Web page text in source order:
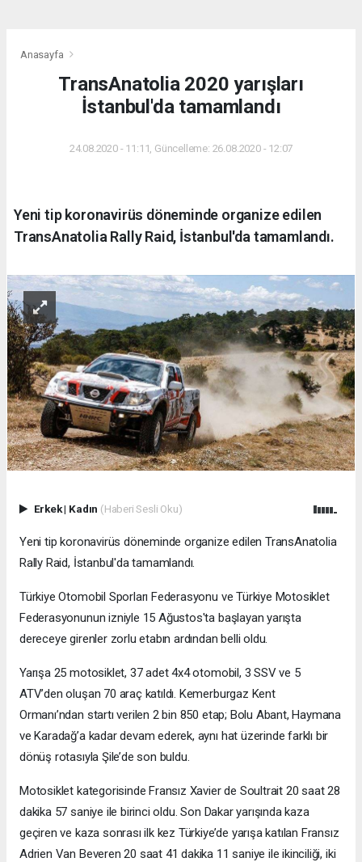
Anasayfa
TransAnatolia 2020 yarışları
İstanbul'da tamamlandı
24.08.2020 - 11:11, Güncelleme: 26.08.2020 - 12:07
Yeni tip koronavirüs döneminde organize edilen
TransAnatolia Rally Raid, İstanbul'da tamamlandı.
Erkek| Kadın (Haberi Sesli Oku)
Yeni tip koronavirüs döneminde organize edilen TransAnatolia
Rally Raid, İstanbul'da tamamlandı.
Türkiye Otomobil Sporları Federasyonu ve Türkiye Motosiklet
Federasyonunun izniyle 15 Ağustos'ta başlayan yarışta
dereceye girenler zorlu etabın ardından belli oldu.
Yarışa 25 motosiklet, 37 adet 4x4 otomobil, 3 SSV ve 5
ATV’den oluşan 70 araç katıldı. Kemerburgaz Kent
Ormanı’ndan startı verilen 2 bin 850 etap; Bolu Abant, Haymana
ve Karadağ’a kadar devam ederek, aynı hat üzerinde farklı bir
dönüş rotasıyla Şile’de son buldu.
Motosiklet kategorisinde Fransız Xavier de Soultrait 20 saat 28
dakika 57 saniye ile birinci oldu. Son Dakar yarışında kaza
geçiren ve kaza sonrası ilk kez Türkiye’de yarışa katılan Fransız
Adrien Van Beveren 20 saat 41 dakika 11 saniye ile ikinciliği, iki